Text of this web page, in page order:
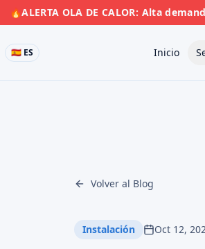
🔥ALERTA OLA DE CALOR: Alta
🇪🇸 ES Inicio
Volver al Blog
Instalación Oct 12,